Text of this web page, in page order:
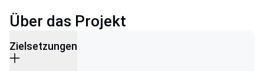
Über das Projekt
Zielsetzungen